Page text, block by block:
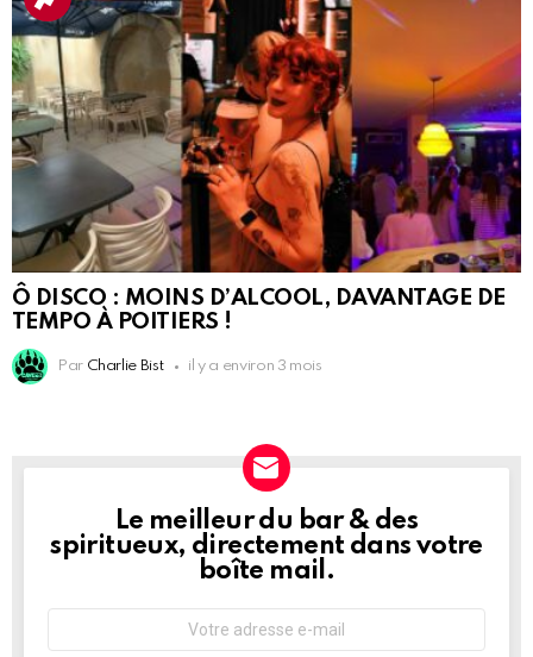
Ô DISCO : MOINS D’ALCOOL, DAVANTAGE DE
TEMPO À POITIERS !
Par Charlie Bist il y a environ 3 mois
NEWSLETTER
Le meilleur du bar & des
spiritueux, directement dans votre
boîte mail.